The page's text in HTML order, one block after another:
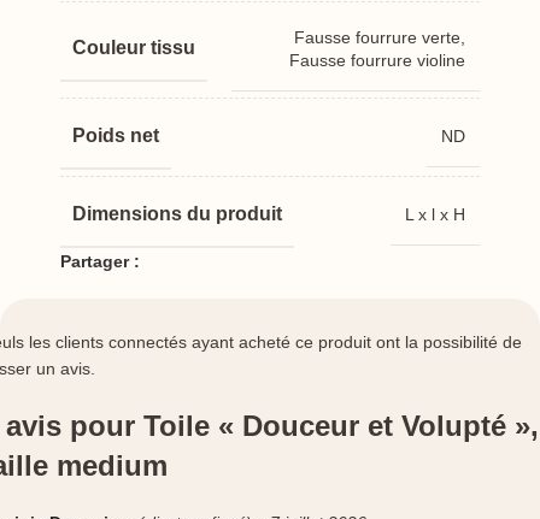
Couleur tissu
Fausse fourrure verte,
Fausse fourrure violine
Poids net ND
Dimensions du produit L x l x H
Partager :
avis pour Toile « Douceur et Volupté »,
medium
les clients connectés ayant acheté ce produit ont la possibilité de
un avis.